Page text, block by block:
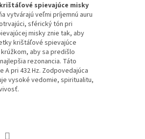
spievajúce misky
vytvárajú veľmi príjemnú auru
sférický tón pri
misky znie tak, aby
krištáľové spievajúce
aby sa predišlo
rezonancia. Táto
A pri 432 Hz. Zodpovedajúca
vysoké vedomie, spiritualitu,